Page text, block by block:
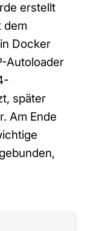
erstellt
dem
Docker
Autoloader
später
Am Ende